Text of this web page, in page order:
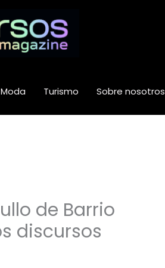
Moda Turismo Sobre nosotros
de Barrio
discursos